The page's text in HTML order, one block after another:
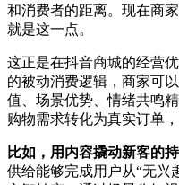
和消费者的距离。现在商
就是这一点。
这正是在抖音商城的经营
的被动消费逻辑，商家可
值、场景优势、情绪共鸣
购物需求转化为真实订单
比如，用内容撬动新客的
供给能够完成用户从“无兴